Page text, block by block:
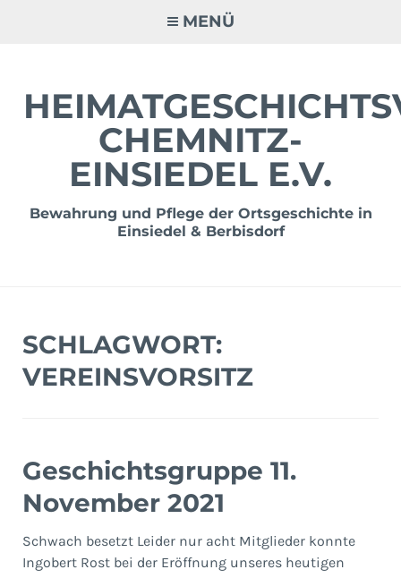
MENÜ
CHEMNITZ-
EINSIEDEL E.V.
Bewahrung und Pflege der Ortsgeschichte in
Einsiedel & Berbisdorf
SCHLAGWORT:
VEREINSVORSITZ
Geschichtsgruppe 11.
November 2021
Schwach besetzt Leider nur acht Mitglieder konnte
Ingobert Rost bei der Eröffnung unseres heutigen